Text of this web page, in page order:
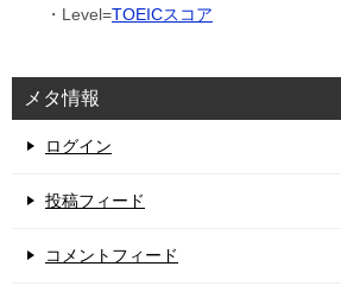
・Level=TOEICスコア
メタ情報
ログイン
投稿フィード
コメントフィード